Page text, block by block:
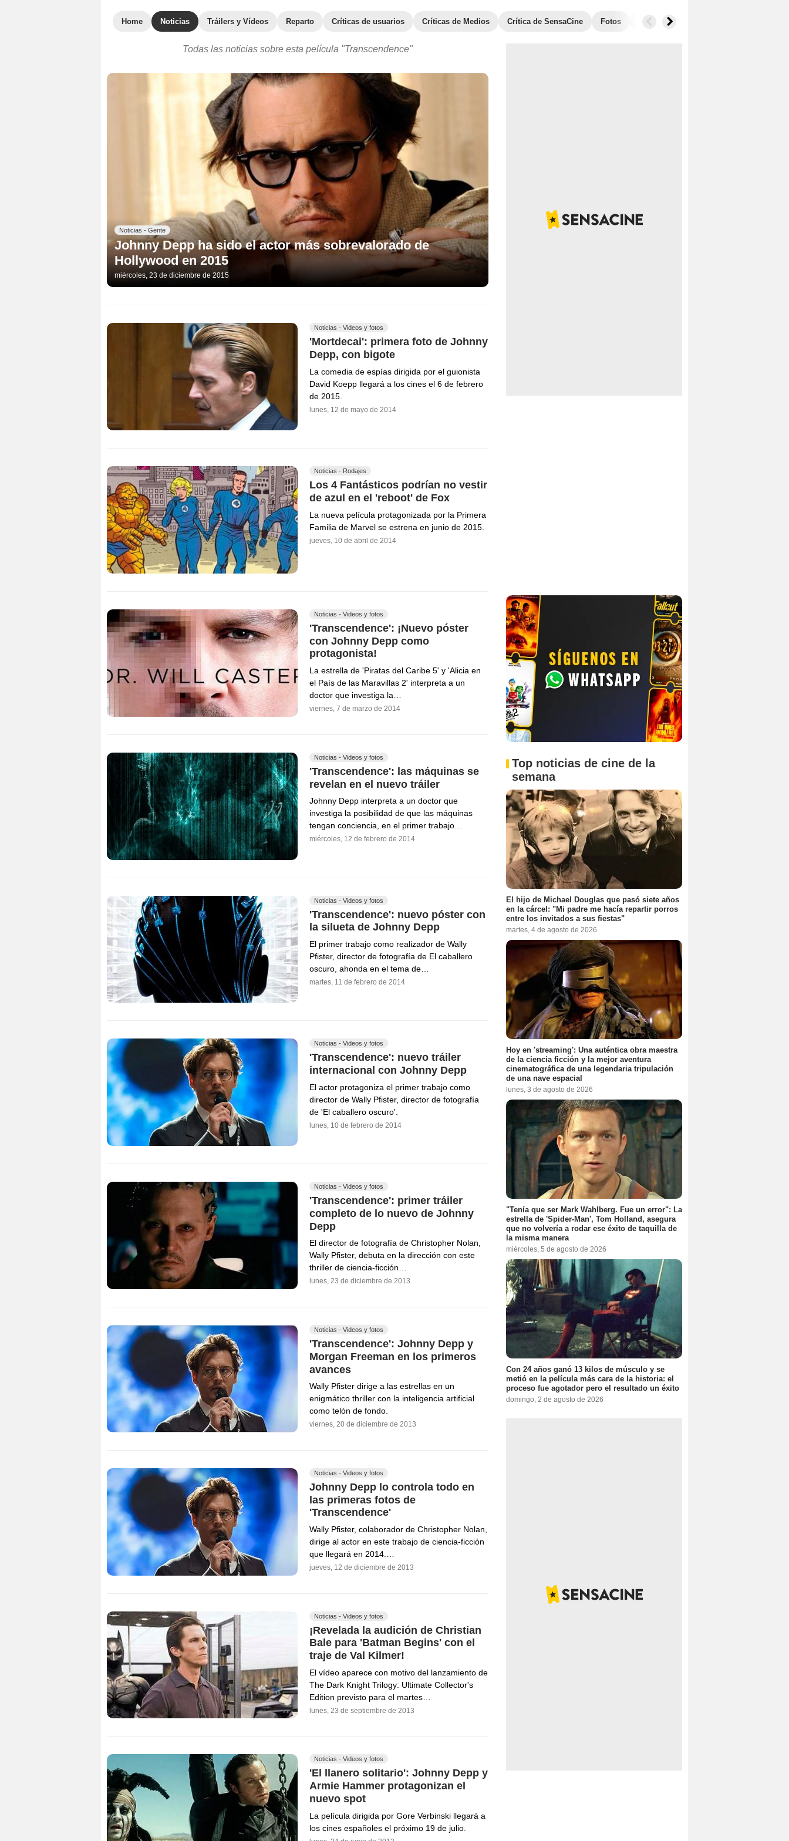
Home Noticias Tráilers y Vídeos Reparto Críticas de usuarios Críticas de Medios Crítica de SensaCine Fotos Banda sonora
Todas las noticias sobre esta película "Transcendence"
Noticias - Gente
Johnny Depp ha sido el actor más sobrevalorado de
Hollywood en 2015
miércoles, 23 de diciembre de 2015
Noticias - Videos y fotos
'Mortdecai': primera foto de Johnny
Depp, con bigote
La comedia de espías dirigida por el guionista
David Koepp llegará a los cines el 6 de febrero
de 2015.
lunes, 12 de mayo de 2014
Noticias - Rodajes
Los 4 Fantásticos podrían no vestir
de azul en el 'reboot' de Fox
La nueva película protagonizada por la Primera
Familia de Marvel se estrena en junio de 2015.
jueves, 10 de abril de 2014
Noticias - Videos y fotos
'Transcendence': ¡Nuevo póster
con Johnny Depp como
protagonista!
La estrella de 'Piratas del Caribe 5' y 'Alicia en
el País de las Maravillas 2' interpreta a un
doctor que investiga la…
viernes, 7 de marzo de 2014
Noticias - Videos y fotos
'Transcendence': las máquinas se
revelan en el nuevo tráiler
Johnny Depp interpreta a un doctor que
investiga la posibilidad de que las máquinas
tengan conciencia, en el primer trabajo…
miércoles, 12 de febrero de 2014
Noticias - Videos y fotos
'Transcendence': nuevo póster con
la silueta de Johnny Depp
El primer trabajo como realizador de Wally
Pfister, director de fotografía de El caballero
oscuro, ahonda en el tema de…
martes, 11 de febrero de 2014
Noticias - Videos y fotos
'Transcendence': nuevo tráiler
internacional con Johnny Depp
El actor protagoniza el primer trabajo como
director de Wally Pfister, director de fotografía
de 'El caballero oscuro'.
lunes, 10 de febrero de 2014
Noticias - Videos y fotos
'Transcendence': primer tráiler
completo de lo nuevo de Johnny
Depp
El director de fotografía de Christopher Nolan,
Wally Pfister, debuta en la dirección con este
thriller de ciencia-ficción…
lunes, 23 de diciembre de 2013
Noticias - Videos y fotos
'Transcendence': Johnny Depp y
Morgan Freeman en los primeros
avances
Wally Pfister dirige a las estrellas en un
enigmático thriller con la inteligencia artificial
como telón de fondo.
viernes, 20 de diciembre de 2013
Noticias - Videos y fotos
Johnny Depp lo controla todo en
las primeras fotos de
'Transcendence'
Wally Pfister, colaborador de Christopher Nolan,
dirige al actor en este trabajo de ciencia-ficción
que llegará en 2014.…
jueves, 12 de diciembre de 2013
Noticias - Videos y fotos
¡Revelada la audición de Christian
Bale para 'Batman Begins' con el
traje de Val Kilmer!
El vídeo aparece con motivo del lanzamiento de
The Dark Knight Trilogy: Ultimate Collector's
Edition previsto para el martes…
lunes, 23 de septiembre de 2013
Noticias - Videos y fotos
'El llanero solitario': Johnny Depp y
Armie Hammer protagonizan el
nuevo spot
La película dirigida por Gore Verbinski llegará a
los cines españoles el próximo 19 de julio.
Top noticias de cine de la
semana
El hijo de Michael Douglas que pasó siete años
en la cárcel: "Mi padre me hacía repartir porros
entre los invitados a sus fiestas"
martes, 4 de agosto de 2026
Hoy en 'streaming': Una auténtica obra maestra
de la ciencia ficción y la mejor aventura
cinematográfica de una legendaria tripulación
de una nave espacial
lunes, 3 de agosto de 2026
"Tenía que ser Mark Wahlberg. Fue un error": La
estrella de 'Spider-Man', Tom Holland, asegura
que no volvería a rodar ese éxito de taquilla de
la misma manera
miércoles, 5 de agosto de 2026
Con 24 años ganó 13 kilos de músculo y se
metió en la película más cara de la historia: el
proceso fue agotador pero el resultado un éxito
domingo, 2 de agosto de 2026